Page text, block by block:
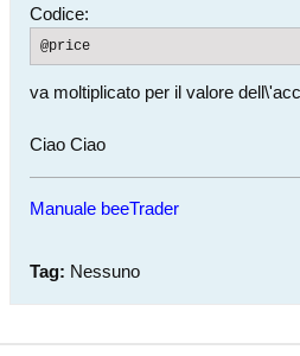
Codice:
@price
va moltiplicato per il valore
Ciao Ciao
Manuale beeTrader
Tag: Nessuno